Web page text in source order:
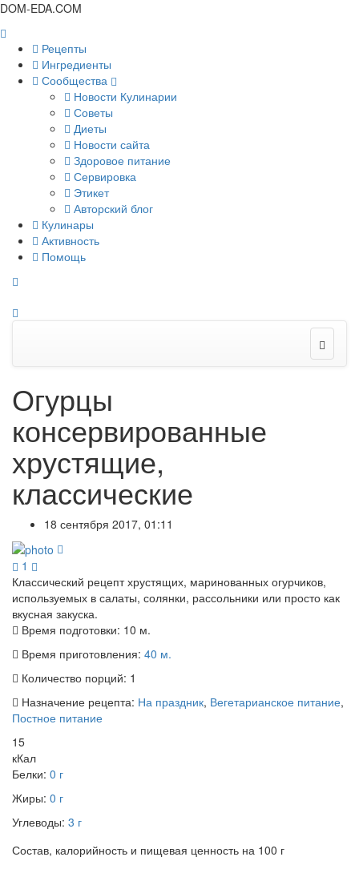
DOM-EDA.COM
Рецепты
Ингредиенты
Сообщества
Новости Кулинарии
Советы
Диеты
Новости сайта
Здоровое питание
Сервировка
Этикет
Авторский блог
Кулинары
Активность
Помощь
Огурцы
консервированные
хрустящие,
классические
18 сентября 2017, 01:11
1
Классический рецепт хрустящих, маринованных огурчиков,
используемых в салаты, солянки, рассольники или просто как
вкусная закуска.
Время подготовки: 10 м.
Время приготовления: 40 м.
Количество порций: 1
Назначение рецепта: На праздник, Вегетарианское питание,
Постное питание
15
кКал
Белки: 0 г
Жиры: 0 г
Углеводы: 3 г
Состав, калорийность и пищевая ценность на 100 г